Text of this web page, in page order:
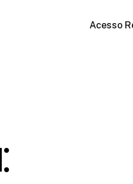
Acesso